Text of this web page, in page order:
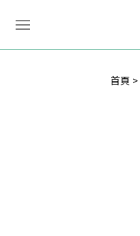
首頁